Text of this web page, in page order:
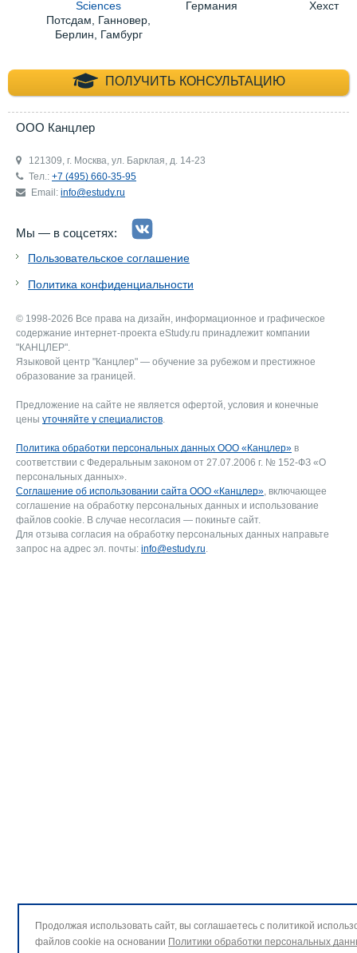
Sciences
Потсдам, Ганновер,
Берлин, Гамбург
Германия
Хехст
ПОЛУЧИТЬ КОНСУЛЬТАЦИЮ
+7 (495) 660-35-
ООО Канцлер
121309, г. Москва, ул. Барклая, д. 14-23
Тел.: +7 (495) 660-35-95
Email: info@estudy.ru
Мы — в соцсетях:
Пользовательское соглашение
Политика конфиденциальности
© 1998-2026 Все права на дизайн, информационное и графическое
содержание интернет-проекта eStudy.ru принадлежит компании
"КАНЦЛЕР".
Языковой центр "Канцлер" — обучение за рубежом и престижное
образование за границей.
Предложение на сайте не является офертой, условия и конечные
цены уточняйте у специалистов.
Политика обработки персональных данных ООО «Канцлер» в
соответствии с Федеральным законом от 27.07.2006 г. № 152-ФЗ «О
персональных данных».
Соглашение об использовании сайта ООО «Канцлер», включающее
соглашение на обработку персональных данных и использование
файлов cookie. В случае несогласия — покиньте сайт.
Для отзыва согласия на обработку персональных данных направьте
запрос на адрес эл. почты: info@estudy.ru.
Продолжая использовать сайт, вы соглашаетесь с политикой
файлов cookie на основании Политики обработки персональных